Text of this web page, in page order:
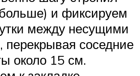
и фиксируем
между несущими
перекрывая соседние
около 15 см.